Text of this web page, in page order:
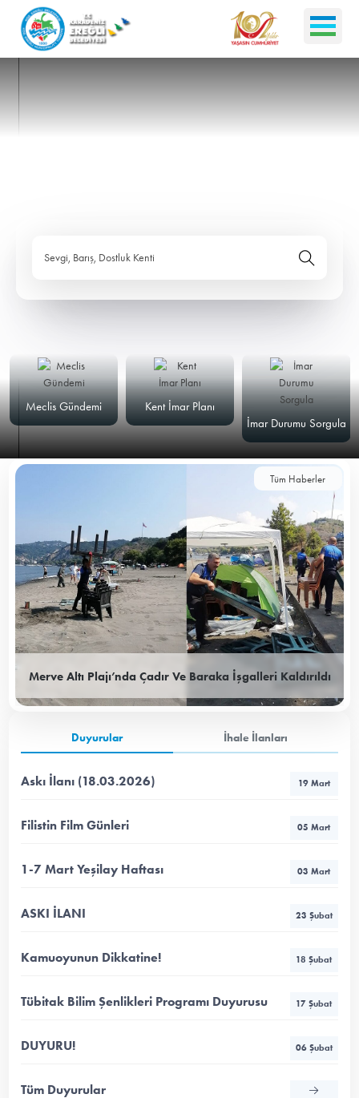
Sevgi, Barış, Dostluk Kenti
Meclis Gündemi
Kent İmar Planı
İmar Durumu Sorgula
Tüm Haberler
Merve Altı Plajı’nda Çadır Ve Baraka İşgalleri Kaldırıldı
Duyurular İhale İlanları
Askı İlanı (18.03.2026) 19 Mart
Filistin Film Günleri 05 Mart
1-7 Mart Yeşilay Haftası 03 Mart
ASKI İLANI 23 Şubat
Kamuoyunun Dikkatine! 18 Şubat
Tübitak Bilim Şenlikleri Programı Duyurusu 17 Şubat
DUYURU! 06 Şubat
Tüm Duyurular